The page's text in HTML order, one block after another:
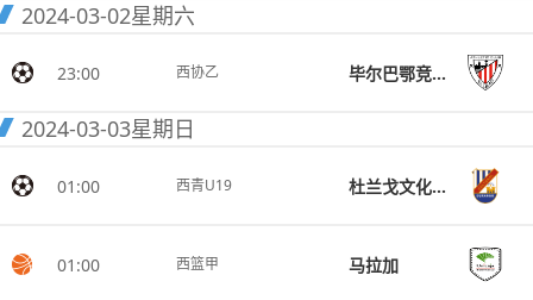
2024-03-02星期六
23:00 西协乙 毕尔巴鄂竞技B队
2024-03-03星期日
01:00 西青U19 杜兰戈文化U19
01:00 西篮甲 马拉加